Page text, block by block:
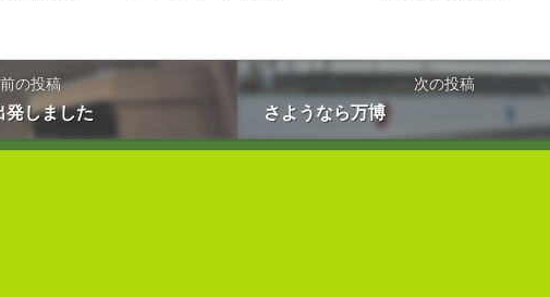
前の投稿
発しました
次の投稿
さようなら万博